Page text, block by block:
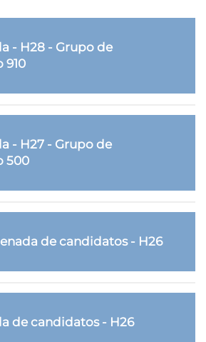
- H28 - Grupo de
910
- H27 - Grupo de
500
de candidatos - H26
de candidatos - H26